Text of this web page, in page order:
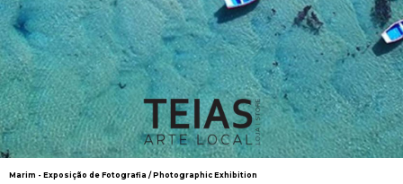
Marim - Exposição de Fotografia / Photographic Exhibition